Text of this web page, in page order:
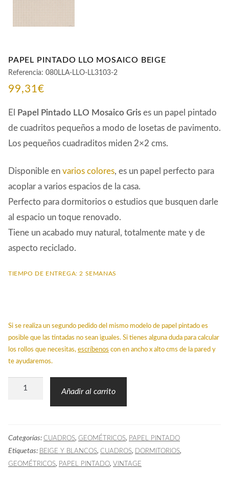
PAPEL PINTADO LLO MOSAICO BEIGE
Referencia: 080LLA-LLO-LL3103-2
99,31€
El Papel Pintado LLO Mosaico Gris es un papel pintado
de cuadritos pequeños a modo de losetas de pavimento.
Los pequeños cuadraditos miden 2×2 cms.
Disponible en varios colores, es un papel perfecto para
acoplar a varios espacios de la casa.
Perfecto para dormitorios o estudios que busquen darle
al espacio un toque renovado.
Tiene un acabado muy natural, totalmente mate y de
aspecto reciclado.
TIEMPO DE ENTREGA: 2 SEMANAS
Si se realiza un segundo pedido del mismo modelo de papel pintado es
posible que las tintadas no sean iguales. Si tienes alguna duda para calcular
los rollos que necesitas, escríbenos con en ancho x alto cms de la pared y
te ayudaremos.
Papel
Beige
cantidad
Añadir al carrito
Categorías: CUADROS, GEOMÉTRICOS, PAPEL PINTADO
Etiquetas: BEIGE Y BLANCOS, CUADROS, DORMITORIOS,
GEOMÉTRICOS, PAPEL PINTADO, VINTAGE